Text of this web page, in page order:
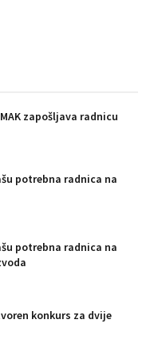
zapošljava radnicu
potrebna radnica na
potrebna radnica na
konkurs za dvije